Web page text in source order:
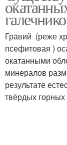
Гра́вий (реже
псефитовая )
окатанными
минералов
результате
твёрдых